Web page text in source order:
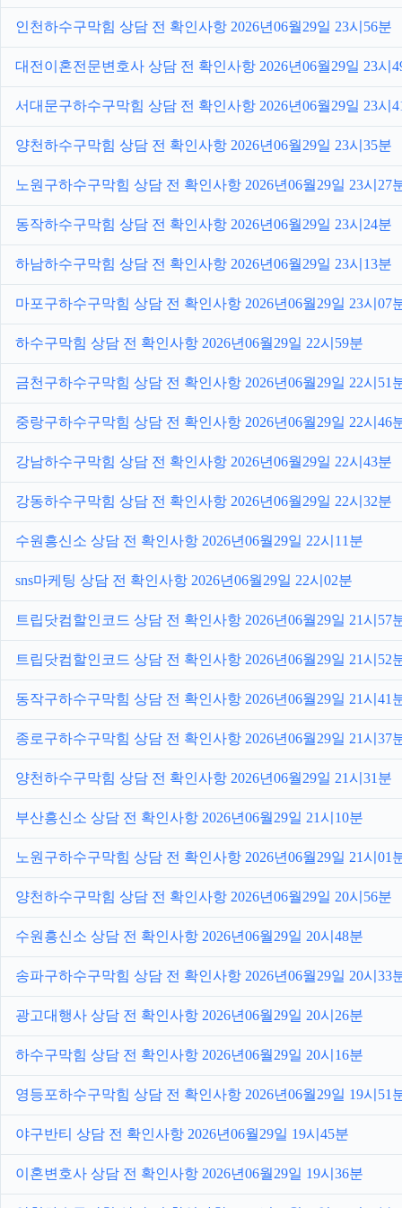
인천하수구막힘 상담 전 확인사항 2026년06월29일 23시56분
대전이혼전문변호사 상담 전 확인사항 2026년06월29일 23시
서대문구하수구막힘 상담 전 확인사항 2026년06월29일 23시
양천하수구막힘 상담 전 확인사항 2026년06월29일 23시35분
노원구하수구막힘 상담 전 확인사항 2026년06월29일 23시27
동작하수구막힘 상담 전 확인사항 2026년06월29일 23시24분
하남하수구막힘 상담 전 확인사항 2026년06월29일 23시13분
마포구하수구막힘 상담 전 확인사항 2026년06월29일 23시07
하수구막힘 상담 전 확인사항 2026년06월29일 22시59분
금천구하수구막힘 상담 전 확인사항 2026년06월29일 22시51
중랑구하수구막힘 상담 전 확인사항 2026년06월29일 22시46
강남하수구막힘 상담 전 확인사항 2026년06월29일 22시43분
강동하수구막힘 상담 전 확인사항 2026년06월29일 22시32분
수원흥신소 상담 전 확인사항 2026년06월29일 22시11분
sns마케팅 상담 전 확인사항 2026년06월29일 22시02분
트립닷컴할인코드 상담 전 확인사항 2026년06월29일 21시57
트립닷컴할인코드 상담 전 확인사항 2026년06월29일 21시52
동작구하수구막힘 상담 전 확인사항 2026년06월29일 21시41
종로구하수구막힘 상담 전 확인사항 2026년06월29일 21시37
양천하수구막힘 상담 전 확인사항 2026년06월29일 21시31분
부산흥신소 상담 전 확인사항 2026년06월29일 21시10분
노원구하수구막힘 상담 전 확인사항 2026년06월29일 21시01
양천하수구막힘 상담 전 확인사항 2026년06월29일 20시56분
수원흥신소 상담 전 확인사항 2026년06월29일 20시48분
송파구하수구막힘 상담 전 확인사항 2026년06월29일 20시33
광고대행사 상담 전 확인사항 2026년06월29일 20시26분
하수구막힘 상담 전 확인사항 2026년06월29일 20시16분
영등포하수구막힘 상담 전 확인사항 2026년06월29일 19시51
야구반티 상담 전 확인사항 2026년06월29일 19시45분
이혼변호사 상담 전 확인사항 2026년06월29일 19시36분